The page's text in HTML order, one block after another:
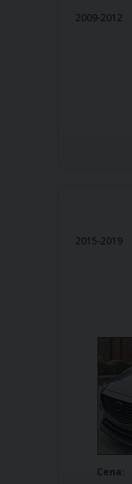
2009-2012
2015-2019
Cena: